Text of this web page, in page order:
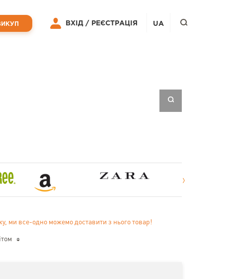
ми все-одно можемо доставити з нього товар!
ВХІД / РЕЄСТРАЦІЯ UA